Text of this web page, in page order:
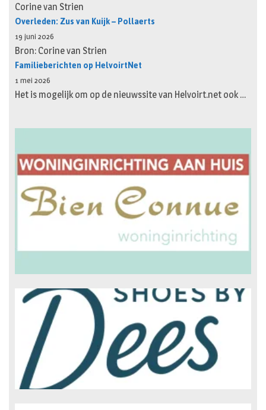
Corine van Strien
Overleden: Zus van Kuijk – Pollaerts
19 juni 2026
Bron: Corine van Strien
Familieberichten op HelvoirtNet
1 mei 2026
Het is mogelijk om op de nieuwssite van Helvoirt.net ook …